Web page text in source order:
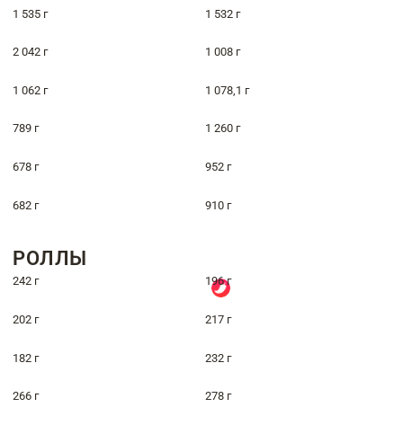
1 535 г 1 532 г
2 042 г 1 008 г
1 062 г 1 078,1 г
789 г 1 260 г
678 г 952 г
682 г 910 г
РОЛЛЫ
242 г 196 г
202 г 217 г
182 г 232 г
266 г 278 г